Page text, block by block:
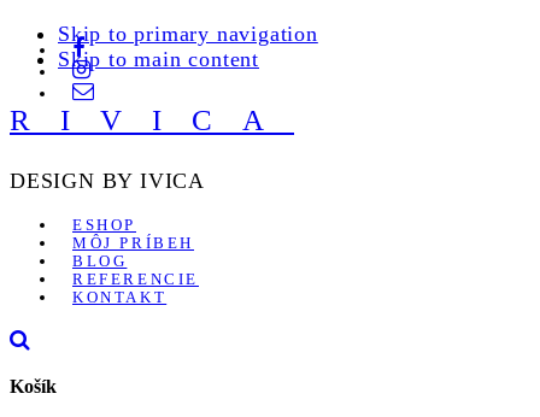
Skip to primary navigation
Skip to main content
RIVICA
DESIGN BY IVICA
ESHOP
MÔJ PRÍBEH
BLOG
REFERENCIE
KONTAKT
Košík